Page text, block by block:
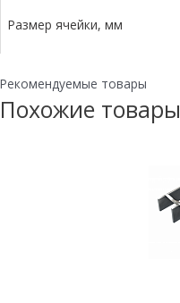
Размер ячейки, мм
Рекомендуемые товары
Похожие товары